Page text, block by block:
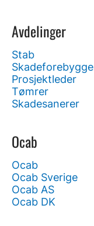
Avdelinger
Stab
Prosjektleder
Tømrer
Skadesanerer
Ocab
Ocab
Ocab Sverige
Ocab AS
Ocab DK